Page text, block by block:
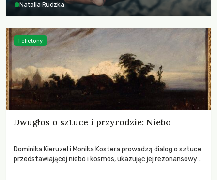
Natalia Rudzka
Dwugłos o sztuce i przyrodzie: Niebo
Dominika Kieruzel i Monika Kostera prowadzą dialog o sztuce
przedstawiającej niebo i kosmos, ukazując jej rezonansowy
Felietony